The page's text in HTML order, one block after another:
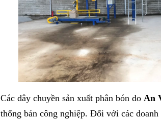
Các dây chuyền sản xuất phân bón do An
thống bán công nghiệp. Đối với các